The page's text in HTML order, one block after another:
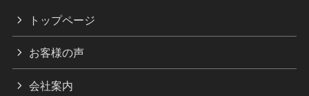
トップページ
お客様の声
会社案内